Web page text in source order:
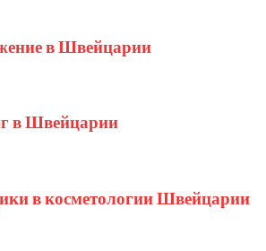
в Швейцарии
в Швейцарии
в косметологии Швейцарии